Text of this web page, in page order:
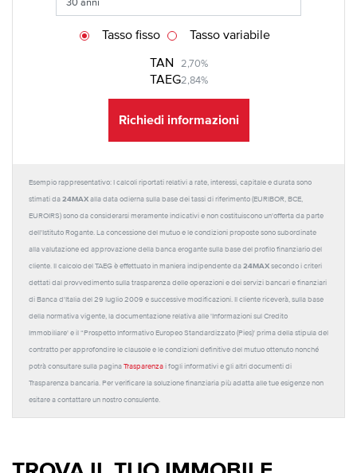
TAN 2,70%
TAEG2,84%
Tasso fisso Tasso variabile
Richiedi informazioni
Esempio rappresentativo: I calcoli riportati relativi a rate, interessi, capitale e durata sono
stimati da 24MAX alla data odierna sulla base dei tassi di riferimento (EURIBOR, BCE,
EUROIRS) sono da considerarsi meramente indicativi e non costituiscono un'offerta da parte
dell'Istituto Rogante. La concessione del mutuo e le condizioni proposte sono subordinate
alla valutazione ed approvazione della banca erogante sulla base del profilo finanziario del
cliente. Il calcolo del TAEG è effettuato in maniera indipendente da 24MAX secondo i criteri
dettati dal provvedimento sulla trasparenza delle operazioni e dei servizi bancari e finanziari
di Banca d'Italia del 29 luglio 2009 e successive modificazioni. Il cliente riceverà, sulla base
della normativa vigente, la documentazione relativa alle 'Informazioni sul Credito
Immobiliare' e il “Prospetto Informativo Europeo Standardizzato (Pies)' prima della stipula del
contratto per approfondire le clausole e le condizioni definitive del mutuo ottenuto nonché
potrà consultare sulla pagina Trasparenza i fogli informativi e gli altri documenti di
Trasparenza bancaria. Per verificare la soluzione finanziaria più adatta alle tue esigenze non
esitare a contattare un nostro consulente.